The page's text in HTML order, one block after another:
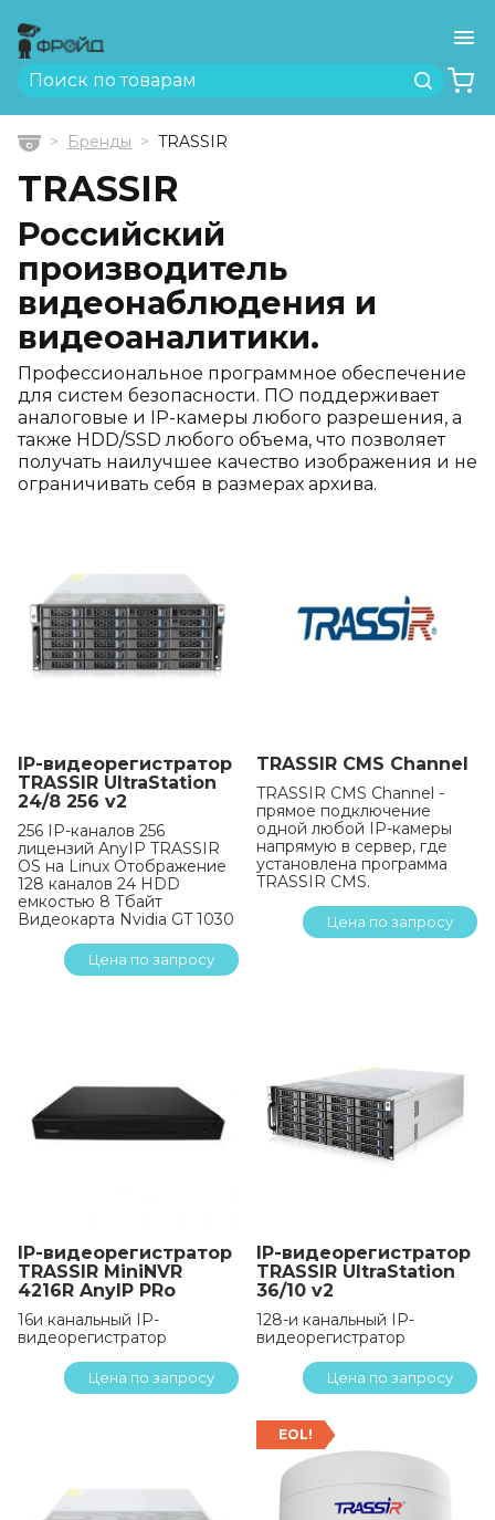
Найти
ГлавнаяБренды TRASSIR
TRASSIR
Российский
производитель
видеонаблюдения и
видеоаналитики.
Профессиональное программное обеспечение
для систем безопасности. ПО поддерживает
аналоговые и IP-камеры любого разрешения, а
также HDD/SSD любого объема, что позволяет
получать наилучшее качество изображения и не
ограничивать себя в размерах архива.
IP-видеорегистратор
TRASSIR UltraStation
24/8 256 v2
256 IP-каналов 256
лицензий AnyIP TRASSIR
OS на Linux Отображение
128 каналов 24 HDD
емкостью 8 Тбайт
Видеокарта Nvidia GT 1030
Цена по запросу
TRASSIR CMS Channel
TRASSIR CMS Channel -
прямое подключение
одной любой IP-камеры
напрямую в сервер, где
установлена программа
TRASSIR CMS.
Цена по запросу
IP-видеорегистратор
TRASSIR MiniNVR
4216R AnyIP PRo
16и канальный IP-
видеорегистратор
Цена по запросу
IP-видеорегистратор
TRASSIR UltraStation
36/10 v2
128-и канальный IP-
видеорегистратор
Цена по запросу
EOL!